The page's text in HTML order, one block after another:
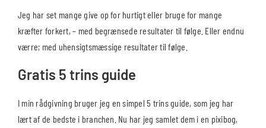
Jeg har set mange give op for hurtigt eller bruge for mange
kræfter forkert, – med begrænsede resultater til følge. Eller endnu
værre; med uhensigtsmæssige resultater til følge.
Gratis 5 trins guide
I min rådgivning bruger jeg en simpel 5 trins guide, som jeg har
lært af de bedste i branchen. Nu har jeg samlet dem i en pixibog,